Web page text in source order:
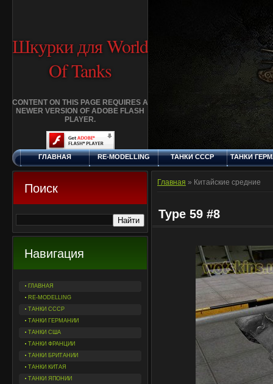
Шкурки для World
Of Tanks
CONTENT ON THIS PAGE REQUIRES A
NEWER VERSION OF ADOBE FLASH
PLAYER.
ЧЕТВЕРГ, 6.8.2026
ГЛАВНАЯ RE-MODELLING ТАНКИ СССР ТАНКИ
ДОБАВИТЬ
КЛАНЫ FAQ
Поиск
Навигация
ГЛАВНАЯ
RE-MODELLING
ТАНКИ СССР
ТАНКИ ГЕРМАНИИ
ТАНКИ США
ТАНКИ ФРАНЦИИ
ТАНКИ БРИТАНИИ
ТАНКИ КИТАЯ
ТАНКИ ЯПОНИИ
Главная » Китайские средние
Type 59 #8